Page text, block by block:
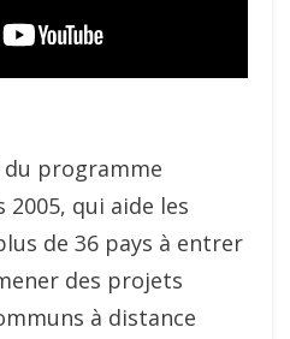
programme
2005, qui aide les
de 36 pays à entrer
des projets
à distance